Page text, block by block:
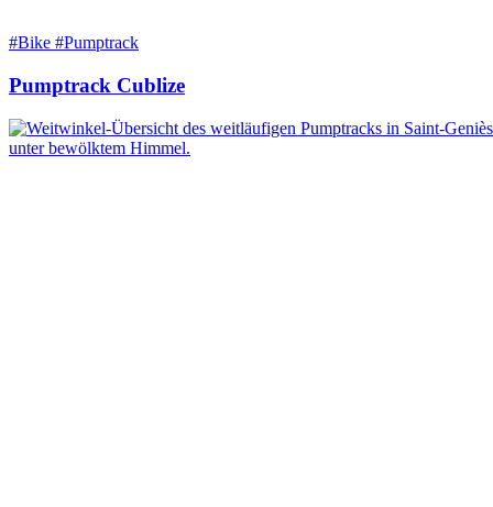
#Bike #Pumptrack
Pumptrack Cublize